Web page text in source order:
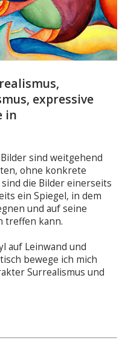
expressive
in
sind weitgehend
ohne konkrete
die Bilder einerseits
ein Spiegel, in dem
und auf seine
treffen kann.
auf Leinwand und
bewege ich mich
Surrealismus und